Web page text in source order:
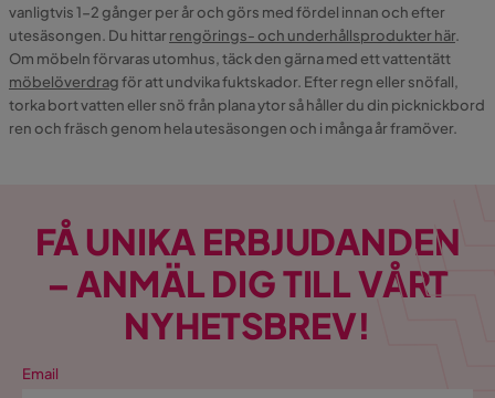
vanligtvis 1-2 gånger per år och görs med fördel innan och efter
utesäsongen. Du hittarrengörings- och underhållsprodukter här.
Om möbeln förvaras utomhus, täck den gärna med ett vattentätt
möbelöverdragför att undvika fuktskador. Efter regn eller snöfall,
torka bort vatten eller snö från plana ytor så håller du din picknickbord
ren och fräsch genom hela utesäsongen och i många år framöver.
FÅ UNIKA ERBJUDANDEN
– ANMÄL DIG TILL VÅRT
NYHETSBREV!
Email